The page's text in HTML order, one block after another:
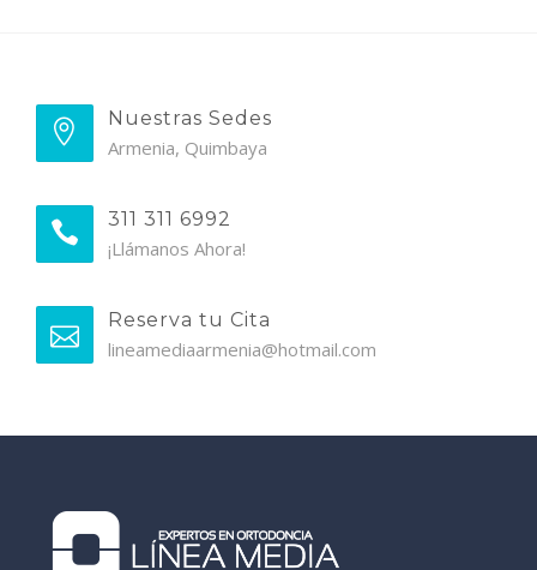
Nuestras Sedes
Armenia, Quimbaya
311 311 6992
¡Llámanos Ahora!
Reserva tu Cita
lineamediaarmenia@hotmail.com